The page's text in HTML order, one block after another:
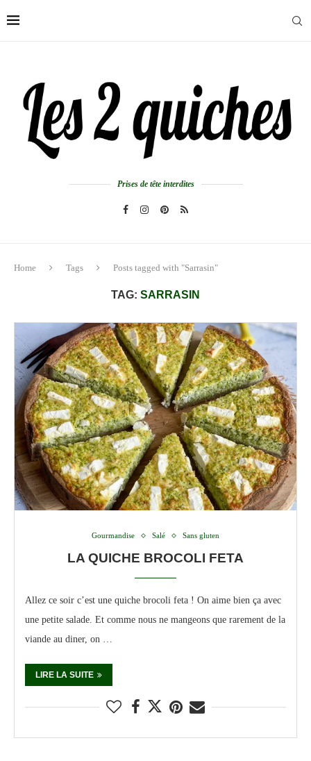
Prises de tête interdites
Home Tags Posts tagged with "Sarrasin"
TAG: SARRASIN
Gourmandise Salé Sans gluten
LA QUICHE BROCOLI FETA
Allez ce soir c’est une quiche brocoli feta ! On aime bien ça avec
une petite salade. Et comme nous ne mangeons que rarement de la
viande au diner, on …
LIRE LA SUITE